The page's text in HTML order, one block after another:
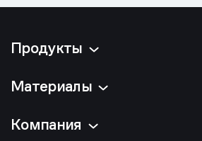
Продукты
Материалы
Компания